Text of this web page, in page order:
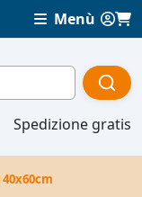
Menù
Spedizione gratis